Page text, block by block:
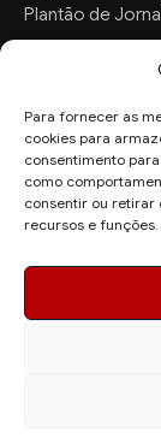
Para fornecer as
cookies para
consentimento
como
consentir ou retirar
recursos e funções.
Plantão de
FALE
Sugestões de
© 2026